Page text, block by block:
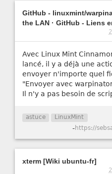
GitHub - linuxmint/
the LAN · GitHub - Liens
Avec Linux Mint
lancé, il y a déjà une
envoyer n'importe quel
"Envoyer avec
Il n'y a pas besoin de
astuce LinuxMint
-https://
xterm [Wiki ubuntu-fr]